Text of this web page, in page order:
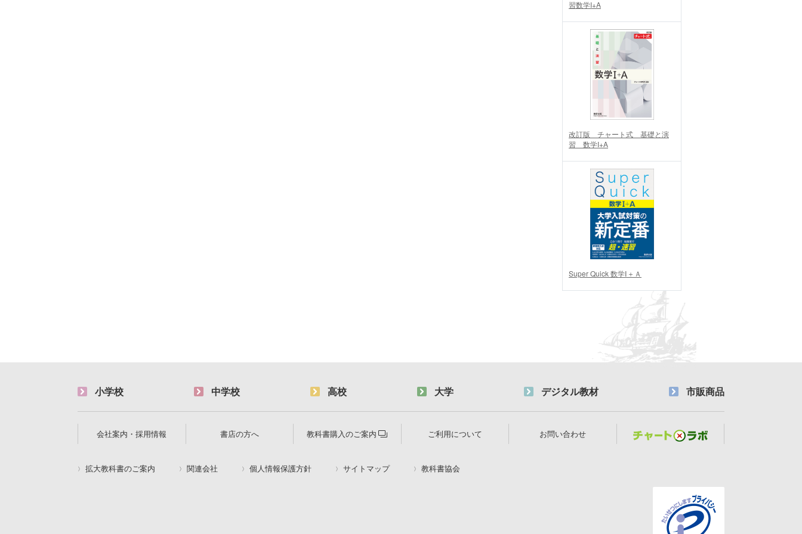
習数学I+A
改訂版 チャート式 基礎と演
習 数学I+A
Super Quick 数学Ⅰ＋Ａ
小学校 中学校 高校 大学 デジタル教材 市販商品
会社案内・採用情報 書店の方へ 教科書購入のご案内 ご利用について お問い合わせ
拡大教科書のご案内 関連会社 個人情報保護方針 サイトマップ 教科書協会